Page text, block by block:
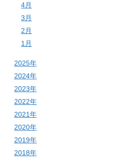
4月
3月
2月
1月
2025年
2024年
2023年
2022年
2021年
2020年
2019年
2018年